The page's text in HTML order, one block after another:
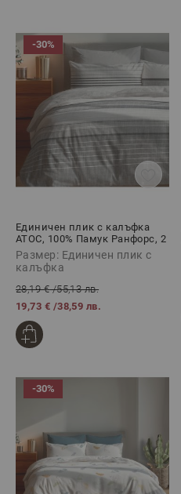
-30%
Единичен плик с калъфка
АТОС, 100% Памук Ранфорс, 2
части
Размер: Единичен плик с
калъфка
28,19 €/55,13 лв.
19,73 € /38,59 лв.
-30%